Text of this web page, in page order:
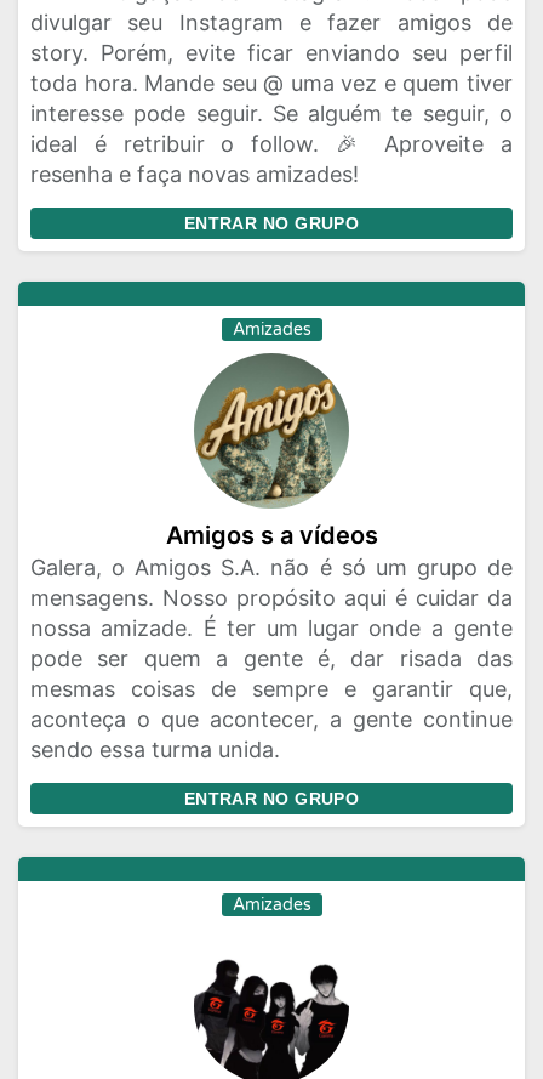
divulgar seu Instagram e fazer amigos de
story. Porém, evite ficar enviando seu perfil
toda hora. Mande seu @ uma vez e quem tiver
interesse pode seguir. Se alguém te seguir, o
ideal é retribuir o follow. 🎉 Aproveite a
resenha e faça novas amizades!
ENTRAR NO GRUPO
Amizades
Amigos s a vídeos
Galera, o Amigos S.A. não é só um grupo de
mensagens. Nosso propósito aqui é cuidar da
nossa amizade. É ter um lugar onde a gente
pode ser quem a gente é, dar risada das
mesmas coisas de sempre e garantir que,
aconteça o que acontecer, a gente continue
sendo essa turma unida.
ENTRAR NO GRUPO
Amizades